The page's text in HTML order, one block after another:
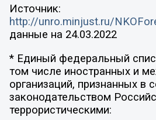
Источник:
http://unro.minjust.ru/
данные на 24.03.2022
* Единый федеральный
том числе иностранных и
организаций, признанных в
законодательством
террористическими: